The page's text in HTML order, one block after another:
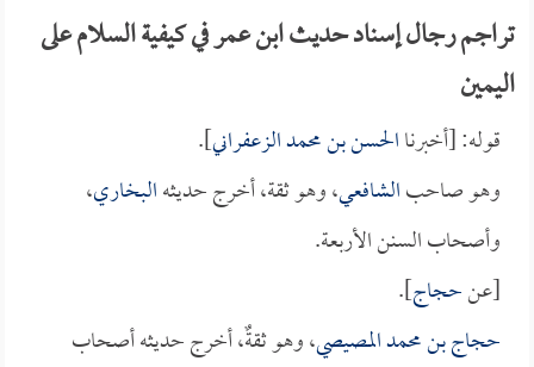
تراجم رجال إسناد حديث ابن عمر في كيفية السلام على
اليمين
قوله: [أخبرناالحسن بن محمد الزعفراني].
وهو صاحبالشافعي، وهو ثقة، أخرج حديثهالبخاري،
وأصحاب السنن الأربعة.
[عنحجاج].
حجاج بن محمد المصيصي، وهو ثقةٌ، أخرج حديثه أصحاب